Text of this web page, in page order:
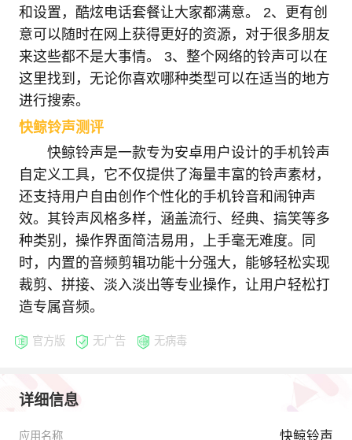
和设置，酷炫电话套餐让大家都满意。 2、更有创
意可以随时在网上获得更好的资源，对于很多朋友
来这些都不是大事情。 3、整个网络的铃声可以在
这里找到，无论你喜欢哪种类型可以在适当的地方
进行搜索。
快鲸铃声测评
快鲸铃声是一款专为安卓用户设计的手机铃声
自定义工具，它不仅提供了海量丰富的铃声素材，
还支持用户自由创作个性化的手机铃音和闹钟声
效。其铃声风格多样，涵盖流行、经典、搞笑等多
种类别，操作界面简洁易用，上手毫无难度。同
时，内置的音频剪辑功能十分强大，能够轻松实现
裁剪、拼接、淡入淡出等专业操作，让用户轻松打
造专属音频。
官方版 无广告 无病毒
详细信息
应用名称 快鲸铃声